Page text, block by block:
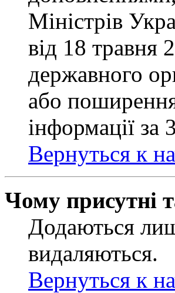
Міністрів
від 18 травня
державного
або
інформації за
Вернуться к
Чому присутні
Додаються
видаляються.
Вернуться к